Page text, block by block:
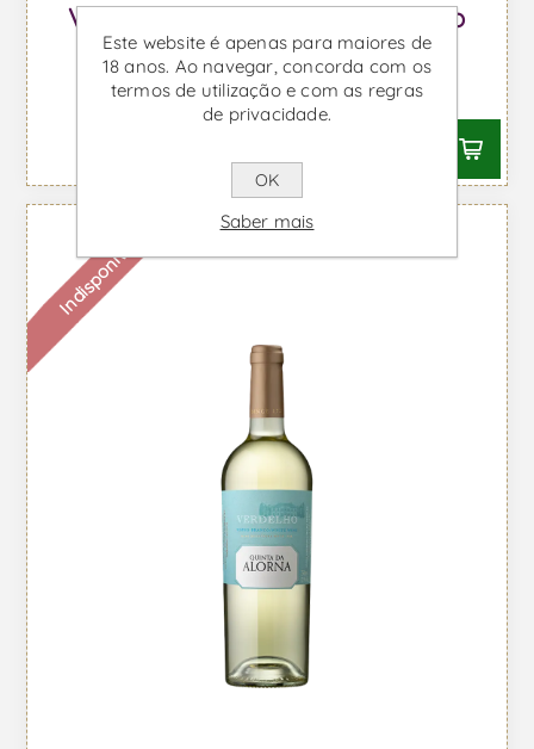
Verdelho da Malhadinha - Vinho
Branco
Desde €14,90 IVA incl.
Indisponível
Este website é apenas para maiores de
18 anos. Ao navegar, concorda com os
termos de utilização e com as regras
de privacidade.
OK
Saber mais